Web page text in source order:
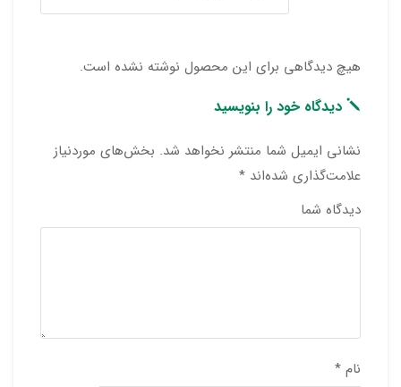
هیچ دیدگاهی برای این محصول نوشته نشده است.
دیدگاه خود را بنویسید
نشانی ایمیل شما منتشر نخواهد شد. بخش‌های موردنیاز
علامت‌گذاری شده‌اند *
دیدگاه شما
نام *